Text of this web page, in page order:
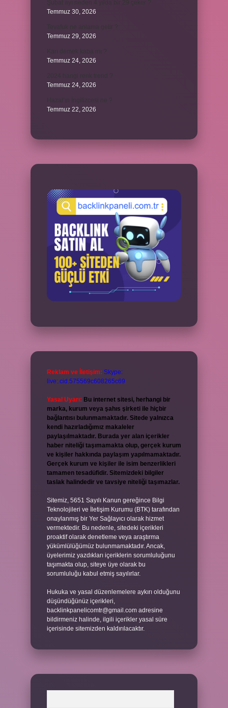
Temmuz 30, 2026
Temmuz 29, 2026
Temmuz 24, 2026
Temmuz 24, 2026
Temmuz 22, 2026
Reklam ve İletişim: Skype:
live:.cid.575569c608265c69
Yasal Uyarı: Bu internet sitesi, herhangi bir
marka, kurum veya şahıs şirketi ile hiçbir
bağlantısı bulunmamaktadır. Sitede yalnızca
kendi hazırladığımız makaleler
paylaşılmaktadır. Burada yer alan içerikler
haber niteliği taşımamakta olup, gerçek kurum
ve kişiler hakkında paylaşım yapılmamaktadır.
Gerçek kurum ve kişiler ile isim benzerlikleri
tamamen tesadüfidir. Sitemizdeki bilgiler
taslak halindedir ve tavsiye niteliği taşımazlar.
Sitemiz, 5651 Sayılı Kanun gereğince Bilgi
Teknolojileri ve İletişim Kurumu (BTK) tarafından
onaylanmış bir Yer Sağlayıcı olarak hizmet
vermektedir. Bu nedenle, sitedeki içerikleri
proaktif olarak denetleme veya araştırma
yükümlülüğümüz bulunmamaktadır. Ancak,
üyelerimiz yazdıkları içeriklerin sorumluluğunu
taşımakta olup, siteye üye olarak bu
sorumluluğu kabul etmiş sayılırlar.
Hukuka ve yasal düzenlemelere aykırı olduğunu
düşündüğünüz içerikleri,
backlinkpanelicomtr@gmail.com adresine
bildirmeniz halinde, ilgili içerikler yasal süre
içerisinde sitemizden kaldırılacaktır.